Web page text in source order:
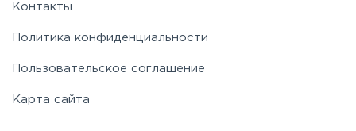
Контакты
Политика конфиденциальности
Пользовательское соглашение
Карта сайта